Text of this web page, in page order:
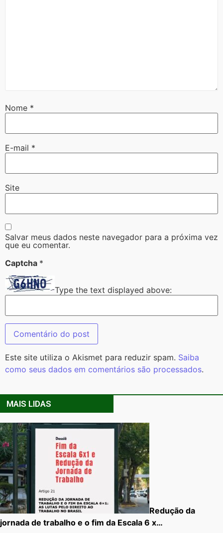
Nome *
E-mail *
Site
Salvar meus dados neste navegador para a próxima vez
que eu comentar.
Captcha *
Type the text displayed above:
Este site utiliza o Akismet para reduzir spam. Saiba
como seus dados em comentários são processados.
MAIS LIDAS
Redução da
jornada de trabalho e o fim da Escala 6 x…